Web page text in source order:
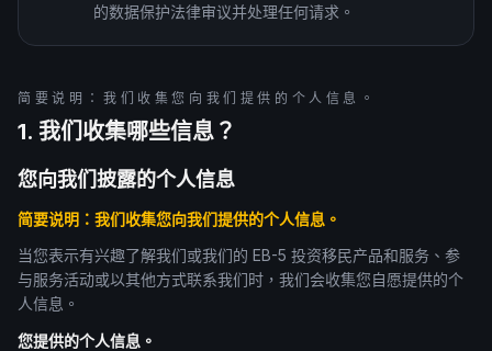
的数据保护法律审议并处理任何请求。
简要说明：我们收集您向我们提供的个人信息。
1. 我们收集哪些信息？
您向我们披露的个人信息
简要说明：我们收集您向我们提供的个人信息。
当您表示有兴趣了解我们或我们的 EB-5 投资移民产品和服务、参
与服务活动或以其他方式联系我们时，我们会收集您自愿提供的个
人信息。
您提供的个人信息。